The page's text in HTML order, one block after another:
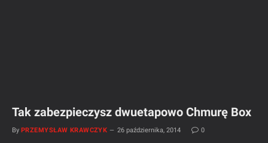
Tak zabezpieczysz dwuetapowo Chmurę Box
By PRZEMYSŁAW KRAWCZYK 26 października, 2014 0